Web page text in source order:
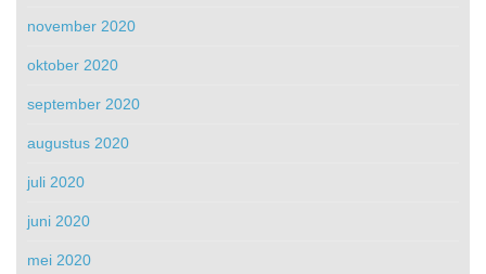
november 2020
oktober 2020
september 2020
augustus 2020
juli 2020
juni 2020
mei 2020